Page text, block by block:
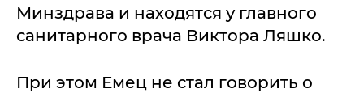
Минздрава и находятся у главного
санитарного врача Виктора Ляшко.
При этом Емец не стал говорить о